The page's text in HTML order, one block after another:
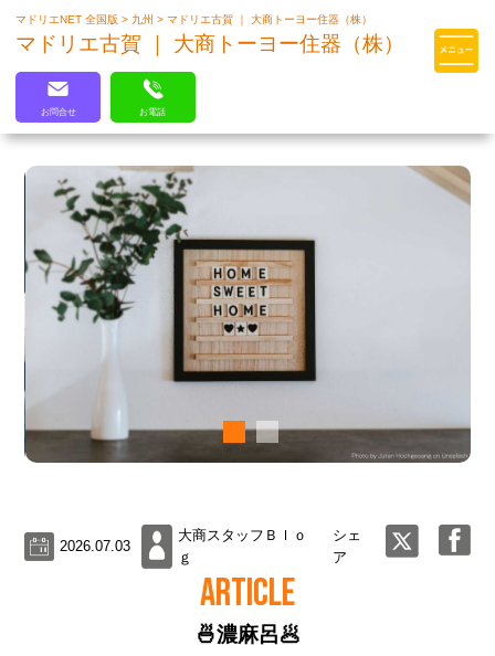
マドリエはLIXILの厳しい基準を
クリアした住まいのプロ集団です
マドリエNET 全国版> 九州>マドリエ古賀 ｜ 大商トーヨー住器（株）
マドリエ古賀 ｜ 大商トーヨー住器（株）
お問合せ お電話
2026.07.03
大商スタッフＢｌｏ
ｇ
シェ
ア
ARTICLE
🍜濃麻呂🥟